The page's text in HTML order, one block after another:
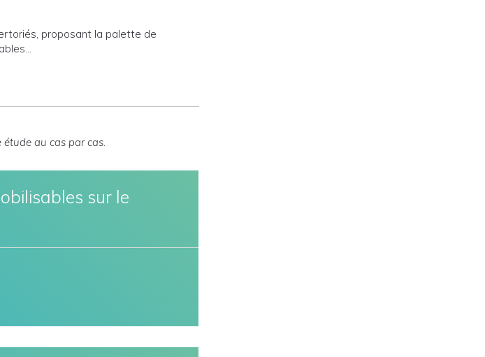
proposant la palette de
au cas par cas.
sur le